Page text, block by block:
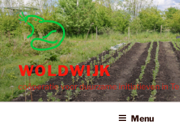
Ga
naar
de
inhoud
WOLDWIJK
coöperatie voor duurzame initiatieven in
Menu